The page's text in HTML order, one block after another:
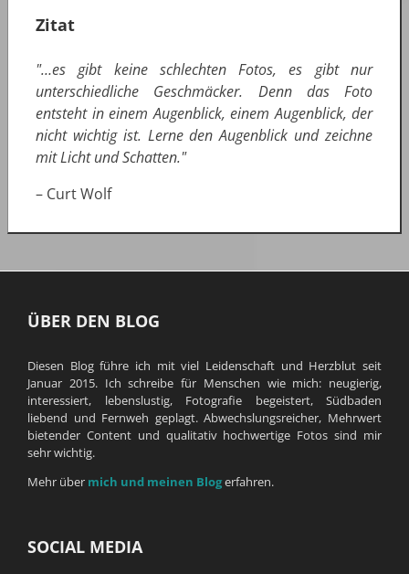
Zitat
"…es gibt keine schlechten Fotos, es gibt nur
unterschiedliche Geschmäcker. Denn das Foto
entsteht in einem Augenblick, einem Augenblick, der
nicht wichtig ist. Lerne den Augenblick und zeichne
mit Licht und Schatten."
– Curt Wolf
ÜBER DEN BLOG
Diesen Blog führe ich mit viel Leidenschaft und Herzblut seit
Januar 2015. Ich schreibe für Menschen wie mich: neugierig,
interessiert, lebenslustig, Fotografie begeistert, Südbaden
liebend und Fernweh geplagt. Abwechslungsreicher, Mehrwert
bietender Content und qualitativ hochwertige Fotos sind mir
sehr wichtig.
Mehr über mich und meinen Blogerfahren.
SOCIAL MEDIA